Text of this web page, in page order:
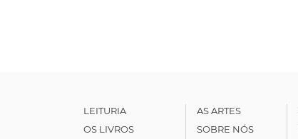
LEITURIA
OS LIVROS
AS ARTES
SOBRE NÓS